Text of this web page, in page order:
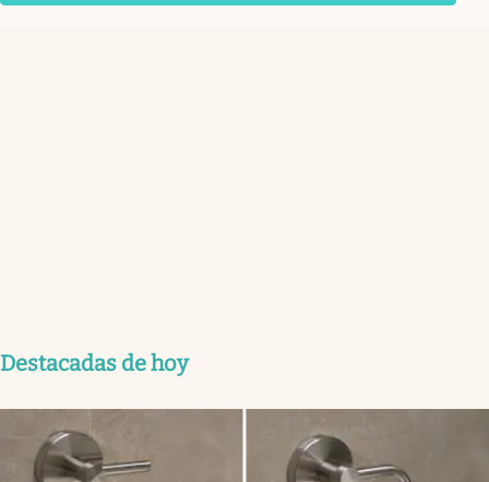
Destacadas de hoy